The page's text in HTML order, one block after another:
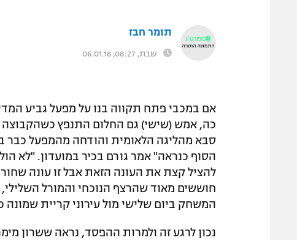
תומר חבז
שבת, 08:27, 06.01.18
אם במכבי פתח תקווה בנו על מפעל גביע
כה, אמש (שישי) גם החלום התנפץ כשהקבוצה
סבא מהליגה הלאומית והודחה מהמפעל כבר
הסוף כנראה" אמר גורם בכיר במועדון. "לא
להציל קצת את העונה הזאת אבל זו עונה
חוששים מאוד שהרצף הנוכחי והמורל
המשחק ביום שלישי מול עירוני קריית
נכון לרגע זה ולמרות ההפסד, נראה ששרון